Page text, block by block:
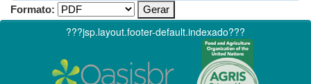
Formato:
???jsp.layout.footer-default.indexado???